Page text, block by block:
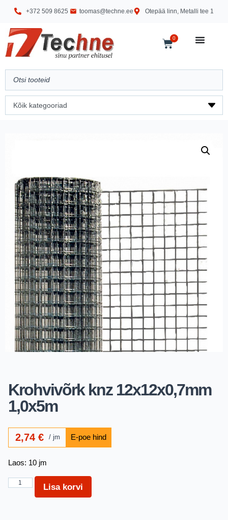
+372 509 8625 toomas@techne.ee Otepää linn, Metalli tee 1
0
Krohvivõrk knz 12x12x0,7mm
1,0x5m
2,74€ jm
Laos: 10 jm
Lisa korvi